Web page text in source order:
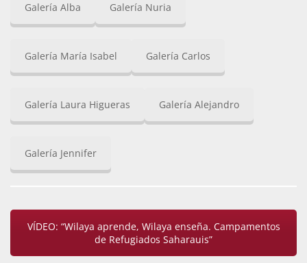
Galería Alba Galería Nuria
Galería María Isabel Galería Carlos
Galería Laura Higueras Galería Alejandro
Galería Jennifer
VÍDEO: “Wilaya aprende, Wilaya enseña. Campamentos
de Refugiados Saharauis”